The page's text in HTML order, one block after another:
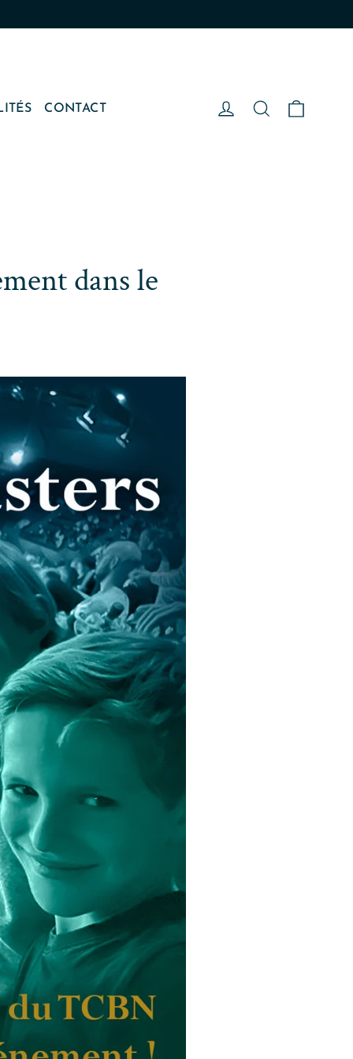
CONTACT Se connecter
Rechercher
dans le